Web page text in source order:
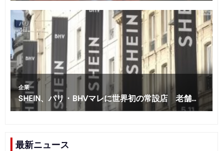
最新ニュース